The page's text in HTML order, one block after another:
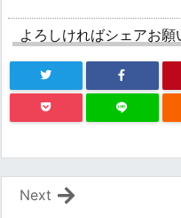
よろしければシェアお願
Next